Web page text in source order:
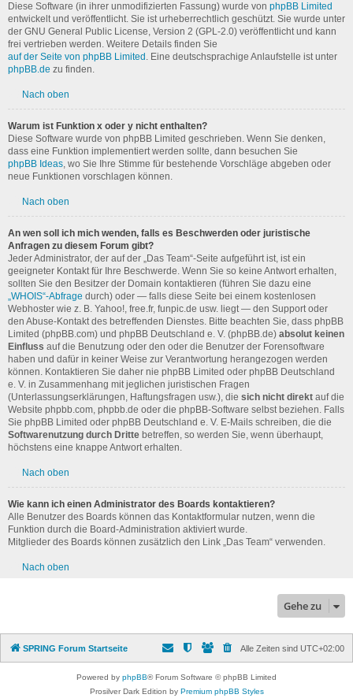
Diese Software (in ihrer unmodifizierten Fassung) wurde von phpBB Limited
entwickelt und veröffentlicht. Sie ist urheberrechtlich geschützt. Sie wurde unter
der GNU General Public License, Version 2 (GPL-2.0) veröffentlicht und kann
frei vertrieben werden. Weitere Details finden Sie
auf der Seite von phpBB Limited . Eine deutschsprachige Anlaufstelle ist unter
phpBB.de zu finden.
Nach oben
Warum ist Funktion x oder y nicht enthalten?
Diese Software wurde von phpBB Limited geschrieben. Wenn Sie denken,
dass eine Funktion implementiert werden sollte, dann besuchen Sie
phpBB Ideas, wo Sie Ihre Stimme für bestehende Vorschläge abgeben oder
neue Funktionen vorschlagen können.
Nach oben
An wen soll ich mich wenden, falls es Beschwerden oder juristische
Anfragen zu diesem Forum gibt?
Jeder Administrator, der auf der „Das Team“-Seite aufgeführt ist, ist ein
geeigneter Kontakt für Ihre Beschwerde. Wenn Sie so keine Antwort erhalten,
sollten Sie den Besitzer der Domain kontaktieren (führen Sie dazu eine
„WHOIS“-Abfrage durch) oder — falls diese Seite bei einem kostenlosen
Webhoster wie z. B. Yahoo!, free.fr, funpic.de usw. liegt — den Support oder
den Abuse-Kontakt des betreffenden Dienstes. Bitte beachten Sie, dass phpBB
Limited (phpBB.com) und phpBB Deutschland e. V. (phpBB.de) absolut keinen
Einfluss auf die Benutzung oder den oder die Benutzer der Forensoftware
haben und dafür in keiner Weise zur Verantwortung herangezogen werden
können. Kontaktieren Sie daher nie phpBB Limited oder phpBB Deutschland
e. V. in Zusammenhang mit jeglichen juristischen Fragen
(Unterlassungserklärungen, Haftungsfragen usw.), die sich nicht direkt auf die
Website phpbb.com, phpbb.de oder die phpBB-Software selbst beziehen. Falls
Sie phpBB Limited oder phpBB Deutschland e. V. E-Mails schreiben, die die
Softwarenutzung durch Dritte betreffen, so werden Sie, wenn überhaupt,
höchstens eine knappe Antwort erhalten.
Nach oben
Wie kann ich einen Administrator des Boards kontaktieren?
Alle Benutzer des Boards können das Kontaktformular nutzen, wenn die
Funktion durch die Board-Administration aktiviert wurde.
Mitglieder des Boards können zusätzlich den Link „Das Team“ verwenden.
Nach oben
Gehe zu
SPRING Forum Startseite Alle Zeiten sind UTC+02:00
Powered by phpBB® Forum Software © phpBB Limited
Prosilver Dark Edition by Premium phpBB Styles